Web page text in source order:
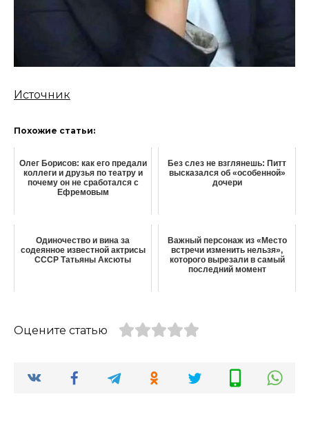
Источник
Похожие статьи:
Олег Борисов: как его предали
коллеги и друзья по театру и
почему он не сработался с
Ефремовым
Без слез не взглянешь: Питт
высказался об «особенной»
дочери
Одиночество и вина за
содеянное известной актрисы
СССР Татьяны Аксюты
Важный персонаж из «Место
встречи изменить нельзя»,
которого вырезали в самый
последний момент
Оцените статью